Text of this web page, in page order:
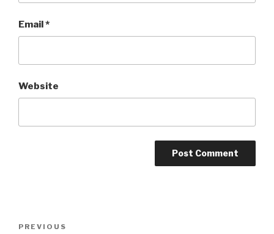
Email*
Website
Previous
PREVIOUS